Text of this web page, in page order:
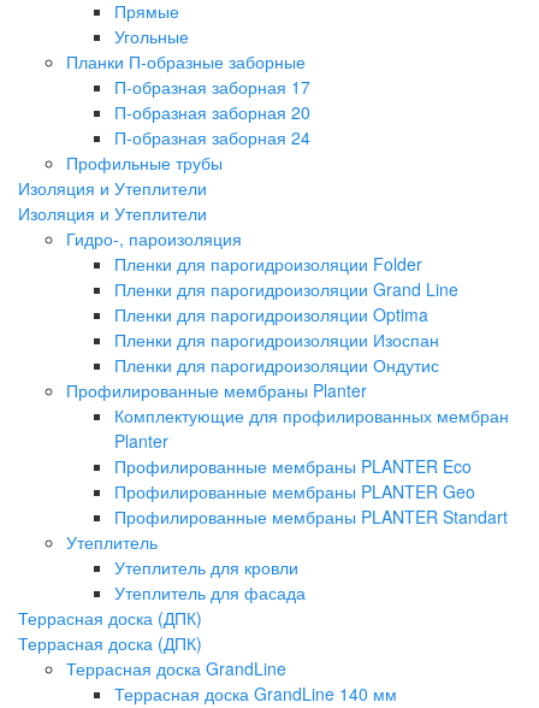
Прямые
Угольные
Планки П-образные заборные
П-образная заборная 17
П-образная заборная 20
П-образная заборная 24
Профильные трубы
Изоляция и Утеплители
Изоляция и Утеплители
Гидро-, пароизоляция
Пленки для парогидроизоляции Folder
Пленки для парогидроизоляции Grand Line
Пленки для парогидроизоляции Optima
Пленки для парогидроизоляции Изоспан
Пленки для парогидроизоляции Ондутис
Профилированные мембраны Planter
Комплектующие для профилированных мембран
Planter
Профилированные мембраны PLANTER Eco
Профилированные мембраны PLANTER Geo
Профилированные мембраны PLANTER Standart
Утеплитель
Утеплитель для кровли
Утеплитель для фасада
Террасная доска (ДПК)
Террасная доска (ДПК)
Террасная доска GrandLine
Террасная доска GrandLine 140 мм